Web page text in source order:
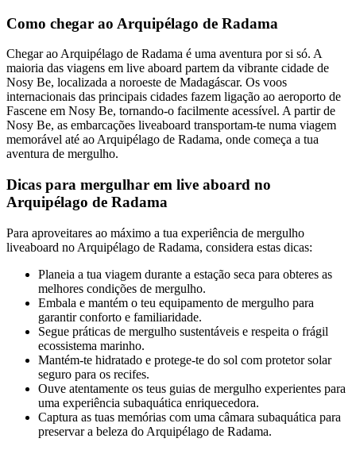
Como chegar ao Arquipélago de Radama
Chegar ao Arquipélago de Radama é uma aventura por si só. A
maioria das viagens em live aboard partem da vibrante cidade de
Nosy Be, localizada a noroeste de Madagáscar. Os voos
internacionais das principais cidades fazem ligação ao aeroporto de
Fascene em Nosy Be, tornando-o facilmente acessível. A partir de
Nosy Be, as embarcações liveaboard transportam-te numa viagem
memorável até ao Arquipélago de Radama, onde começa a tua
aventura de mergulho.
Dicas para mergulhar em live aboard no
Arquipélago de Radama
Para aproveitares ao máximo a tua experiência de mergulho
liveaboard no Arquipélago de Radama, considera estas dicas:
Planeia a tua viagem durante a estação seca para obteres as
melhores condições de mergulho.
Embala e mantém o teu equipamento de mergulho para
garantir conforto e familiaridade.
Segue práticas de mergulho sustentáveis e respeita o frágil
ecossistema marinho.
Mantém-te hidratado e protege-te do sol com protetor solar
seguro para os recifes.
Ouve atentamente os teus guias de mergulho experientes para
uma experiência subaquática enriquecedora.
Captura as tuas memórias com uma câmara subaquática para
preservar a beleza do Arquipélago de Radama.